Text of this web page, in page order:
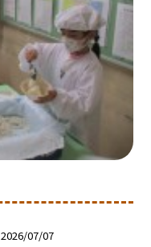
2026/07/07